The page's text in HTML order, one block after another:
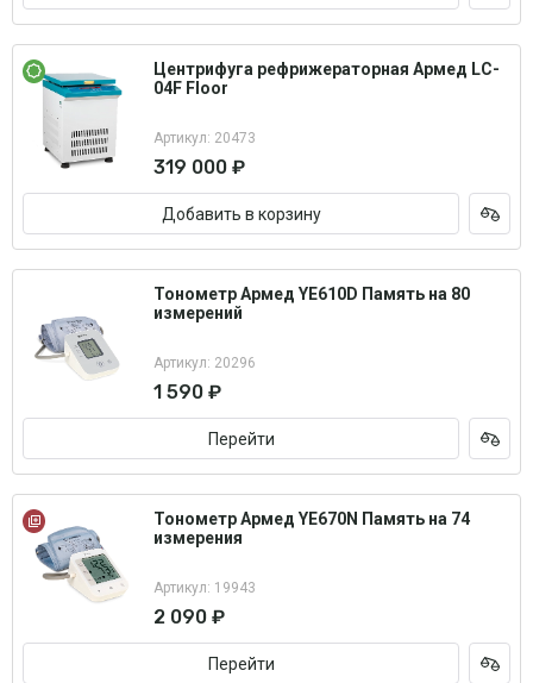
Центрифуга рефрижераторная Армед LC-
04F Floor
Артикул: 20473
319 000 ₽
Добавить в корзину
Тонометр Армед YE610D Память на 80
измерений
Артикул: 20296
1 590 ₽
Перейти
Тонометр Армед YE670N Память на 74
измерения
Артикул: 19943
2 090 ₽
Перейти